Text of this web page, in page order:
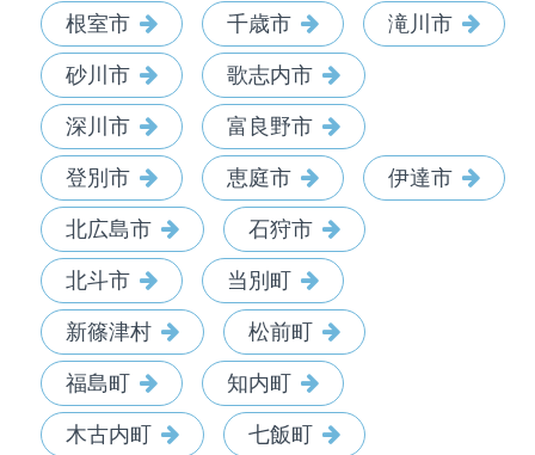
根室市 千歳市 滝川市
砂川市 歌志内市
深川市 富良野市
登別市 恵庭市 伊達市
北広島市 石狩市
北斗市 当別町
新篠津村 松前町
福島町 知内町
木古内町 七飯町